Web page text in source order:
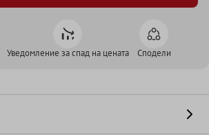
Уведомление за спад на цената Сподели